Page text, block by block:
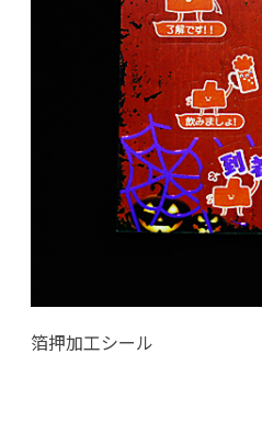
箔押加工シール